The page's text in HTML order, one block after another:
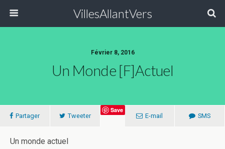
VillesAllantVers
Février 8, 2016
Un Monde [f]actuel
Partager Tweeter
Save
E-mail
SMS
Un monde actuel